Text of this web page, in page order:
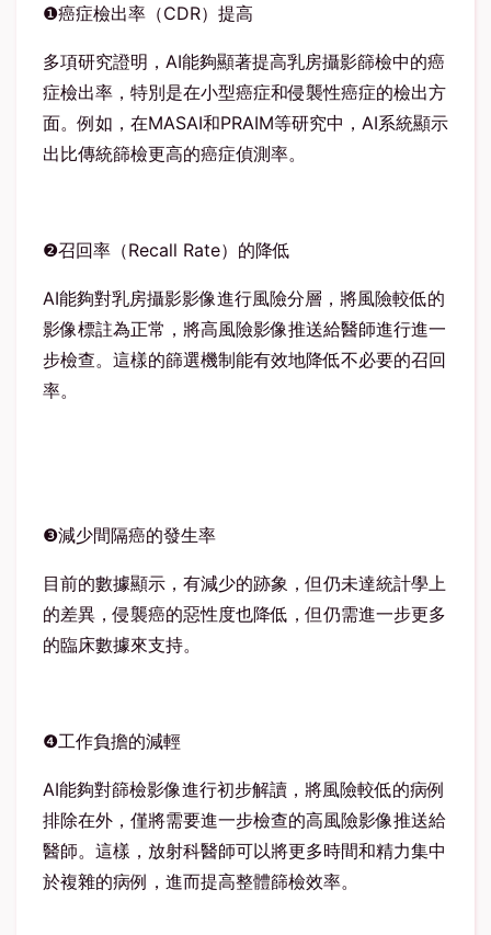
❶癌症檢出率（CDR）提高
多項研究證明， AI能夠顯著提高乳房攝影篩檢中的癌
症檢出率，特別是在小型癌症和侵襲性癌症的檢出方
面。例如，在MASAI和PRAIM等研究中， AI系統顯示
出比傳統篩檢更高的癌症偵測率。
❷召回率（Recall Rate）的降低
AI能夠對乳房攝影影像進行風險分層，將風險較低的
影像標註為正常，將高風險影像推送給醫師進行進一
步檢查。這樣的篩選機制能有效地降低不必要的召回
率。
❸減少間隔癌的發生率
目前的數據顯示，有減少的跡象，但仍未達統計學上
的差異，侵襲癌的惡性度也降低，但仍需進一步更多
的臨床數據來支持。
❹工作負擔的減輕
AI能夠對篩檢影像進行初步解讀，將風險較低的病例
排除在外，僅將需要進一步檢查的高風險影像推送給
醫師。這樣，放射科醫師可以將更多時間和精力集中
於複雜的病例，進而提高整體篩檢效率。